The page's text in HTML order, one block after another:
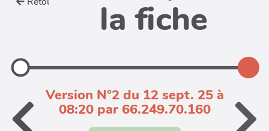
la fiche
Version N°2 du 12 sept. 25 à
08:20 par 66.249.70.160